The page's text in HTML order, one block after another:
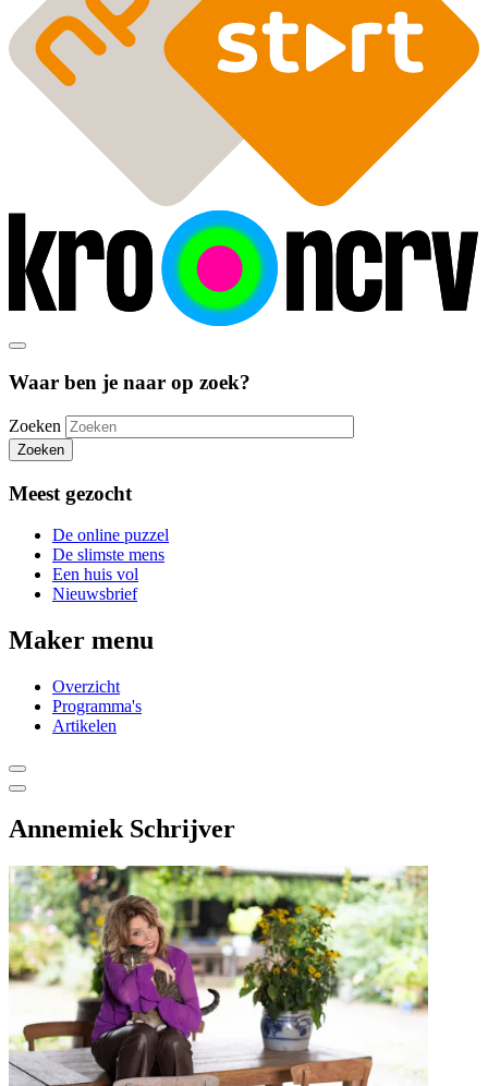
Waar ben je naar op zoek?
Zoeken
Zoeken
Meest gezocht
De online puzzel
De slimste mens
Een huis vol
Nieuwsbrief
Maker menu
Overzicht
Programma's
Artikelen
Annemiek Schrijver